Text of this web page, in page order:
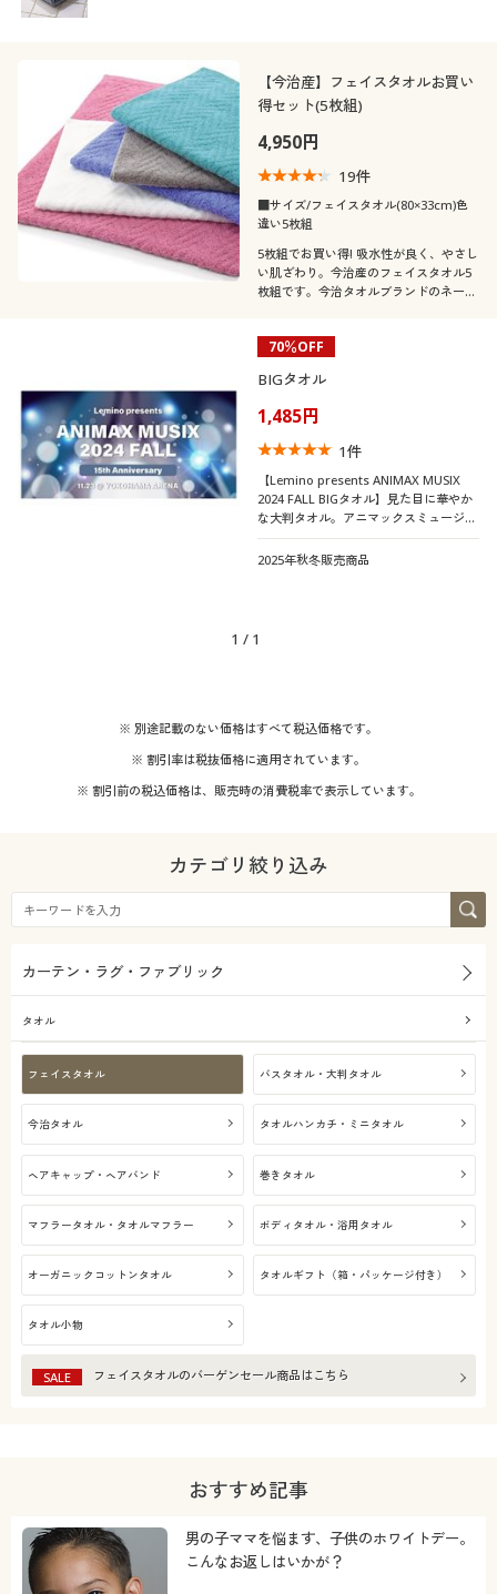
【今治産】フェイスタオルお買い
得セット(5枚組)
4,950円
19件
■サイズ/フェイスタオル(80×33cm)色
違い5枚組
5枚組でお買い得! 吸水性が良く、やさし
い肌ざわり。今治産のフェイスタオル5
枚組です。今治タオルブランドのネーム
70％OFF
BIGタオル
1,485円
1件
【Lemino presents ANIMAX MUSIX
2024 FALL BIGタオル】見た目に華やか
な大判タオル。アニマックスミュージッ
クスの記念撮影にも活躍!
2025年秋冬販売商品
1 / 1
※ 別途記載のない価格はすべて税込価格です。
※ 割引率は税抜価格に適用されています。
※ 割引前の税込価格は、販売時の消費税率で表示しています。
カテゴリ絞り込み
カーテン・ラグ・ファブリック
タオル
フェイスタオル バスタオル・大判タオル
今治タオル タオルハンカチ・ミニタオル
ヘアキャップ・ヘアバンド 巻きタオル
マフラータオル・タオルマフラー ボディタオル・浴用タオル
オーガニックコットンタオル タオルギフト（箱・パッケージ付き）
タオル小物
SALE フェイスタオルのバーゲンセール商品はこちら
おすすめ記事
男の子ママを悩ます、子供のホワイトデー。
こんなお返しはいかが？